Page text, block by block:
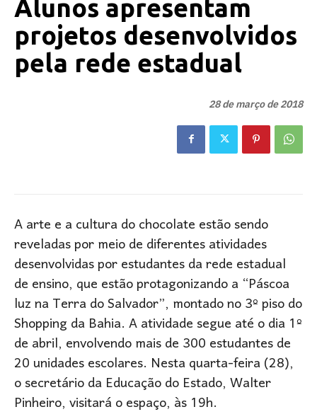
Alunos apresentam
projetos desenvolvidos
pela rede estadual
28 de março de 2018
A arte e a cultura do chocolate estão sendo
reveladas por meio de diferentes atividades
desenvolvidas por estudantes da rede estadual
de ensino, que estão protagonizando a “Páscoa
luz na Terra do Salvador”, montado no 3º piso do
Shopping da Bahia. A atividade segue até o dia 1º
de abril, envolvendo mais de 300 estudantes de
20 unidades escolares. Nesta quarta-feira (28),
o secretário da Educação do Estado, Walter
Pinheiro, visitará o espaço, às 19h.